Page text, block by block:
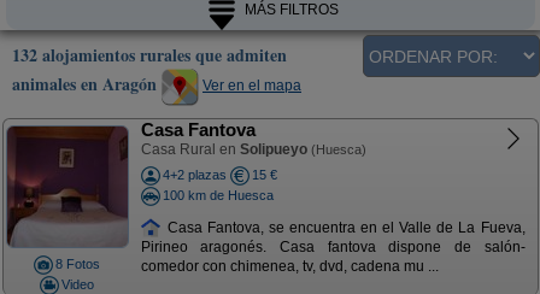
MÁS FILTROS
132 alojamientos rurales que admiten
animales en Aragón
Ver en el mapa
8 Fotos
Video
Casa Fantova
Casa Rural en Solipueyo (Huesca)
4+2 plazas
15 €
100 km de Huesca
Casa Fantova, se encuentra en el Valle de La Fueva,
Pirineo aragonés. Casa fantova dispone de salón-
comedor con chimenea, tv, dvd, cadena mu ...